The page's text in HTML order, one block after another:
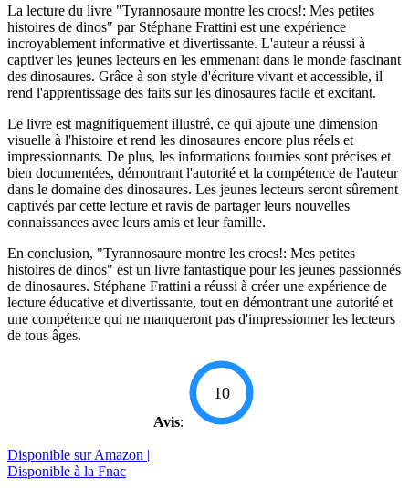
La lecture du livre "Tyrannosaure montre les crocs!: Mes petites
histoires de dinos" par Stéphane Frattini est une expérience
incroyablement informative et divertissante. L'auteur a réussi à
captiver les jeunes lecteurs en les emmenant dans le monde fascinant
des dinosaures. Grâce à son style d'écriture vivant et accessible, il
rend l'apprentissage des faits sur les dinosaures facile et excitant.
Le livre est magnifiquement illustré, ce qui ajoute une dimension
visuelle à l'histoire et rend les dinosaures encore plus réels et
impressionnants. De plus, les informations fournies sont précises et
bien documentées, démontrant l'autorité et la compétence de l'auteur
dans le domaine des dinosaures. Les jeunes lecteurs seront sûrement
captivés par cette lecture et ravis de partager leurs nouvelles
connaissances avec leurs amis et leur famille.
En conclusion, "Tyrannosaure montre les crocs!: Mes petites
histoires de dinos" est un livre fantastique pour les jeunes passionnés
de dinosaures. Stéphane Frattini a réussi à créer une expérience de
lecture éducative et divertissante, tout en démontrant une autorité et
une compétence qui ne manqueront pas d'impressionner les lecteurs
de tous âges.
Avis:
10
Disponible sur Amazon |
Disponible à la Fnac